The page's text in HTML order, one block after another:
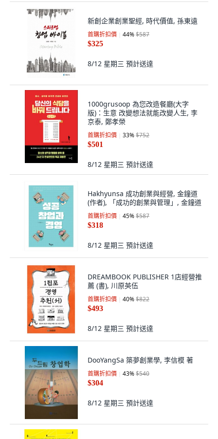
新創企業創業聖經, 時代價值, 孫東遠
首購折扣價 44%$587
$325
8/12 星期三 預計送達
1000grusoop 為您改造餐廳(大字
版)：生意 改變想法就能改變人生, 李
京泰, 鄭孝榮
首購折扣價 33%$752
$501
8/12 星期三 預計送達
Hakhyunsa 成功創業與經營, 金鐘道
(作者), 「成功的創業與管理」, 金鐘道
首購折扣價 45%$587
$318
8/12 星期三 預計送達
DREAMBOOK PUBLISHER 1店經營推
薦 (書), 川原英伍
首購折扣價 40%$822
$493
8/12 星期三 預計送達
DooYangSa 築夢創業學, 李信模 著
首購折扣價 43%$540
$304
8/12 星期三 預計送達